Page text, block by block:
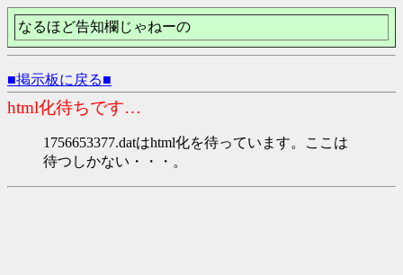
なるほど告知欄じゃねーの
■掲示板に戻る■
html化待ちです…
1756653377.datはhtml化を待っています。ここは
待つしかない・・・。